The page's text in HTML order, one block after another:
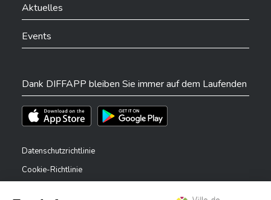
Aktuelles
Events
Dank DIFFAPP bleiben Sie immer auf dem Laufenden
Téléchargez l'app sur l'App StoreTéléchargez l'app sur Play Store
Datenschutzrichtlinie
Cookie-Richtlinie